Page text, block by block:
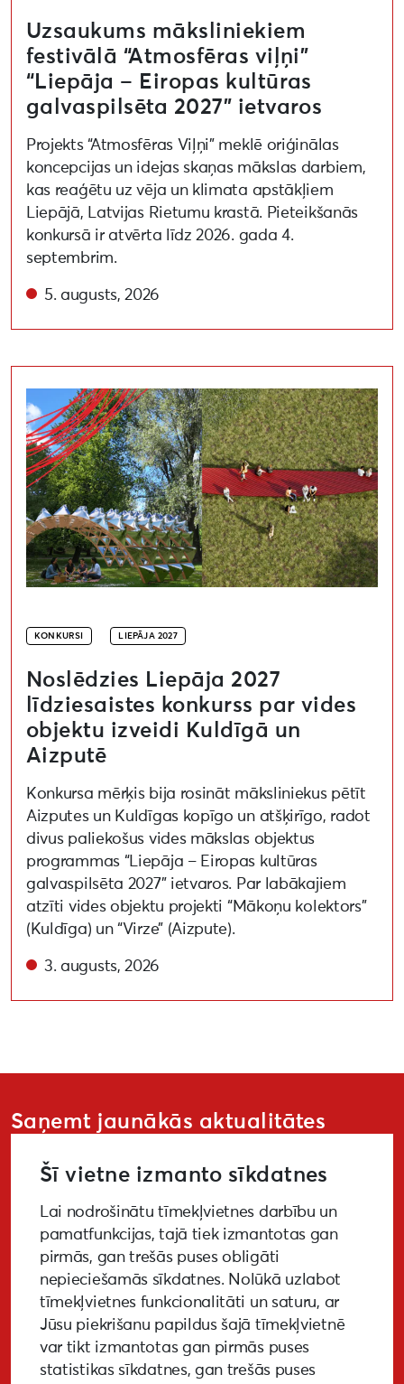
Uzsaukums māksliniekiem
festivālā “Atmosfēras viļņi”
“Liepāja – Eiropas kultūras
galvaspilsēta 2027” ietvaros
Projekts “Atmosfēras Viļņi” meklē oriģinālas
koncepcijas un idejas skaņas mākslas darbiem,
kas reaģētu uz vēja un klimata apstākļiem
Liepājā, Latvijas Rietumu krastā. Pieteikšanās
konkursā ir atvērta līdz 2026. gada 4.
septembrim.
5. augusts, 2026
KONKURSI LIEPĀJA 2027
Noslēdzies Liepāja 2027
līdziesaistes konkurss par vides
objektu izveidi Kuldīgā un
Aizputē
Konkursa mērķis bija rosināt māksliniekus pētīt
Aizputes un Kuldīgas kopīgo un atšķirīgo, radot
divus paliekošus vides mākslas objektus
programmas “Liepāja – Eiropas kultūras
galvaspilsēta 2027” ietvaros. Par labākajiem
atzīti vides objektu projekti “Mākoņu kolektors”
(Kuldīga) un “Virze” (Aizpute).
3. augusts, 2026
Saņemt jaunākās aktualitātes
PIETEIKTIES
GALERIJA MEDIJIEM LKA PĒTĪJUMS
BUJ NOTIKUŠIE PASĀKUMI
Šī vietne izmanto sīkdatnes
Lai nodrošinātu tīmekļvietnes darbību un
pamatfunkcijas, tajā tiek izmantotas gan
pirmās, gan trešās puses obligāti
nepieciešamās sīkdatnes. Nolūkā uzlabot
tīmekļvietnes funkcionalitāti un saturu, ar
Jūsu piekrišanu papildus šajā tīmekļvietnē
var tikt izmantotas gan pirmās puses
statistikas sīkdatnes, gan trešās puses